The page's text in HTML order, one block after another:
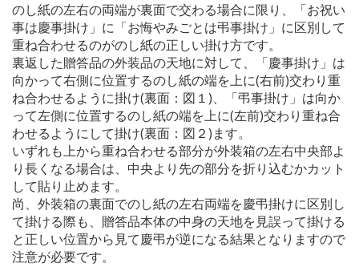
のし紙の左右の両端が裏面で交わる場合に限り、「お祝い
事は慶事掛け」に「お悔やみごとは弔事掛け」に区別して
重ね合わせるのがのし紙の正しい掛け方です。
裏返した贈答品の外装品の天地に対して、「慶事掛け」は
向かって右側に位置するのし紙の端を上に(右前)交わり重
ね合わせるように掛け(裏面：図１)、「弔事掛け」は向か
って左側に位置するのし紙の端を上に(左前)交わり重ね合
わせるようにして掛け(裏面：図２)ます。
いずれも上から重ね合わせる部分が外装箱の左右中央部よ
り長くなる場合は、中央より先の部分を折り込むかカット
して貼り止めます。
尚、外装箱の裏面でのし紙の左右両端を慶弔掛けに区別し
て掛ける際も、贈答品本体の中身の天地を見誤って掛ける
と正しい位置から見て慶弔が逆になる結果となりますので
注意が必要です。